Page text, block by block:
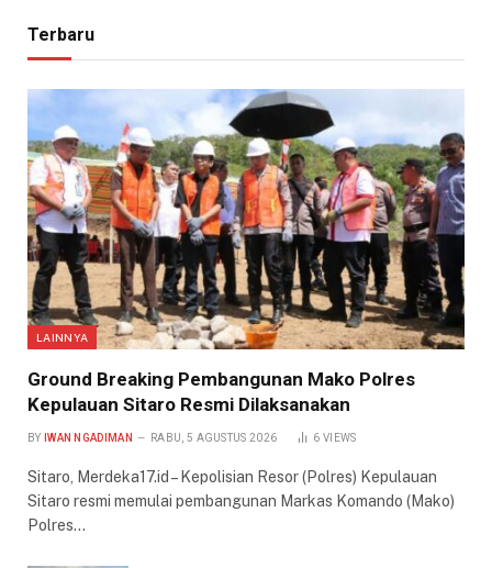
Terbaru
LAINNYA
Ground Breaking Pembangunan Mako Polres
Kepulauan Sitaro Resmi Dilaksanakan
BY IWAN NGADIMAN RABU, 5 AGUSTUS 2026 6VIEWS
Sitaro, Merdeka17.id – Kepolisian Resor (Polres) Kepulauan
Sitaro resmi memulai pembangunan Markas Komando (Mako)
Polres…